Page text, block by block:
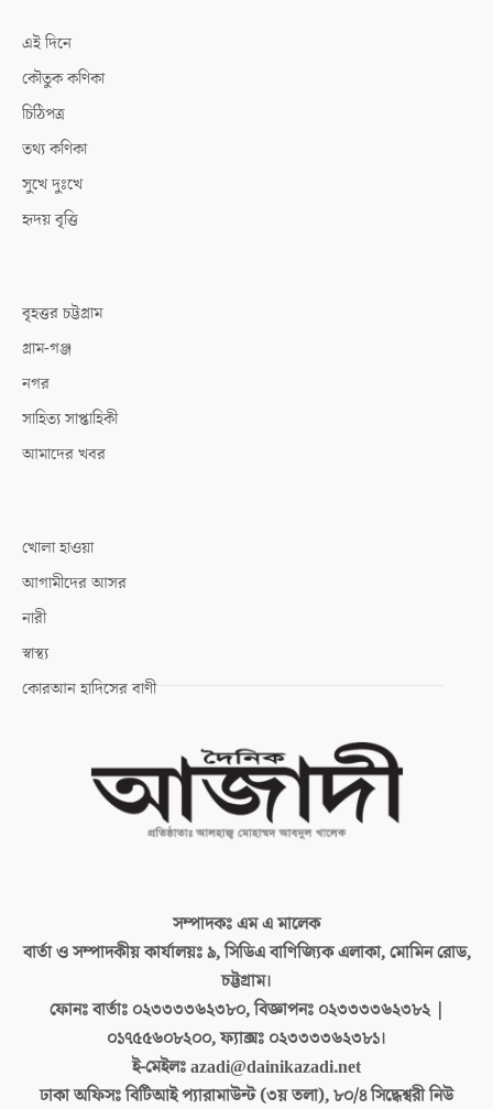
এই দিনে
কৌতুক কণিকা
চিঠিপত্র
তথ্য কণিকা
সুখে দুঃখে
হৃদয় বৃত্তি
বৃহত্তর চট্টগ্রাম
গ্রাম-গঞ্জ
নগর
সাহিত্য সাপ্তাহিকী
আমাদের খবর
খোলা হাওয়া
আগামীদের আসর
নারী
স্বাস্থ্য
কোরআন হাদিসের বাণী
সম্পাদকঃএম এ মালেক
বার্তা ও সম্পাদকীয় কার্যালয়ঃ৯, সিডিএ বাণিজ্যিক এলাকা, মোমিন রোড,
চট্টগ্রাম।
ফোনঃ বার্তাঃ ০২৩৩৩৩৬২৩৮০, বিজ্ঞাপনঃ ০২৩৩৩৩৬২৩৮২ |
০১৭৫৫৬০৮২০০, ফ্যাক্সঃ ০২৩৩৩৩৬২৩৮১।
ই-মেইলঃazadi@dainikazadi.net
ঢাকা অফিসঃবিটিআই প্যারামাউন্ট (৩য় তলা), ৮০/৪ সিদ্ধেশ্বরী নিউ